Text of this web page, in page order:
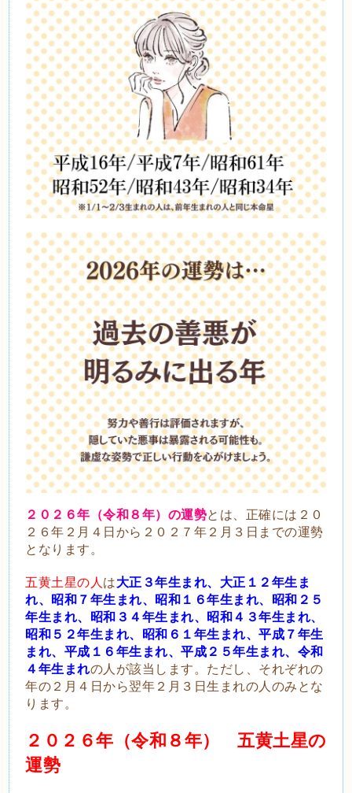
２０２６年（令和８年）の運勢とは、正確には２０
２６年２月４日から２０２７年２月３日までの運勢
となります。
五黄土星の人 は大正３年生まれ、大正１２年生ま
れ、昭和７年生まれ、昭和１６年生まれ、昭和２５
年生まれ、昭和３４年生まれ、昭和４３年生まれ、
昭和５２年生まれ、昭和６１年生まれ、平成７年生
まれ、平成１６年生まれ、平成２５年生まれ、令和
４年生まれの人が該当します。ただし、それぞれの
年の２月４日から翌年２月３日生まれの人のみとな
ります。
２０２６年（令和８年） 五黄土星の
運勢